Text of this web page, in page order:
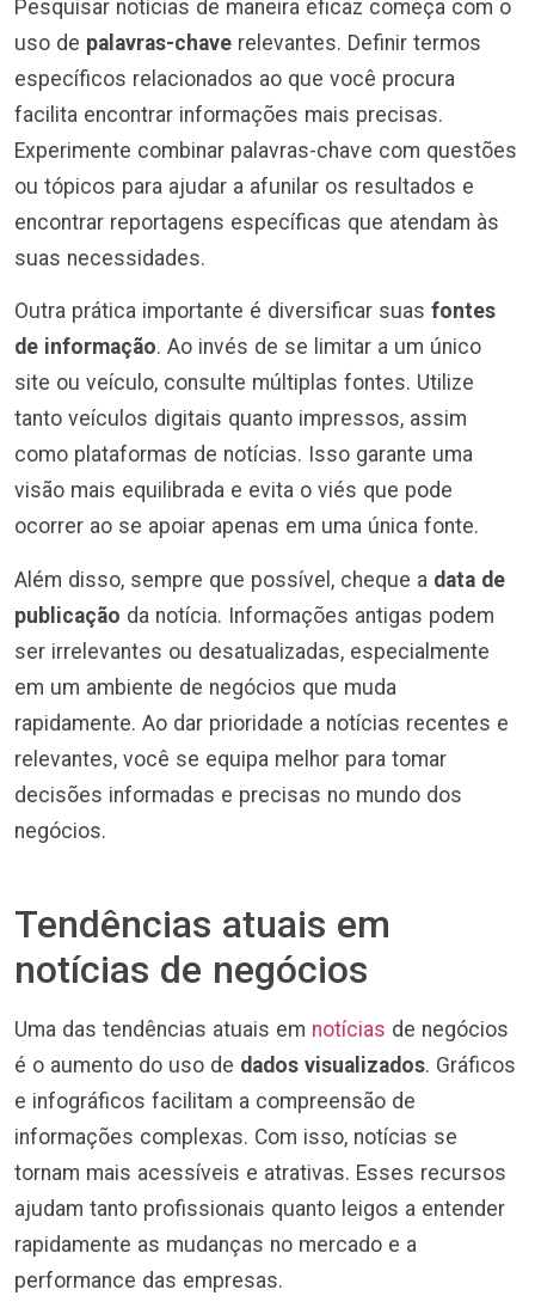
Pesquisar notícias de maneira eficaz começa com o
uso de palavras-chave relevantes. Definir termos
específicos relacionados ao que você procura
facilita encontrar informações mais precisas.
Experimente combinar palavras-chave com questões
ou tópicos para ajudar a afunilar os resultados e
encontrar reportagens específicas que atendam às
suas necessidades.
Outra prática importante é diversificar suas fontes
de informação. Ao invés de se limitar a um único
site ou veículo, consulte múltiplas fontes. Utilize
tanto veículos digitais quanto impressos, assim
como plataformas de notícias. Isso garante uma
visão mais equilibrada e evita o viés que pode
ocorrer ao se apoiar apenas em uma única fonte.
Além disso, sempre que possível, cheque a data de
publicação da notícia. Informações antigas podem
ser irrelevantes ou desatualizadas, especialmente
em um ambiente de negócios que muda
rapidamente. Ao dar prioridade a notícias recentes e
relevantes, você se equipa melhor para tomar
decisões informadas e precisas no mundo dos
negócios.
Tendências atuais em
notícias de negócios
Uma das tendências atuais em notícias de negócios
é o aumento do uso de dados visualizados. Gráficos
e infográficos facilitam a compreensão de
informações complexas. Com isso, notícias se
tornam mais acessíveis e atrativas. Esses recursos
ajudam tanto profissionais quanto leigos a entender
rapidamente as mudanças no mercado e a
performance das empresas.